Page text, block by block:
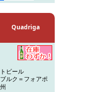
Quadriga
ビール
ルク＝フォアポ